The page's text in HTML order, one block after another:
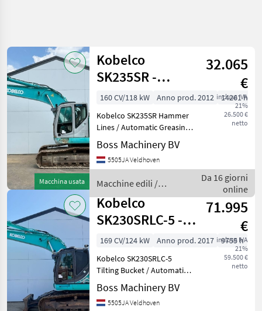
Macchina usata
Kobelco
SK235SR -
Hammer Lines /
Automatic
Greasing
32.065
€
inclusa IVA
21%
26.500 €
netto
160 CV/118 kW Anno prod. 2012
14261 h
Kobelco SK235SR Hammer
Lines / Automatic Greasing
Year: 2012 Reference
number: BM007853 Hours:
14.261 Type SK235SR
Netherlands Certificate: CE
+
Boss Machinery BV
5505JA Veldhoven
Macchine edili /
Kobelco
Da 16 giorni
online
Kobelco
SK230SRLC-5 -
Tilting Bucket /
Automatic
Greasin
71.995
€
inclusa IVA
21%
59.500 €
netto
169 CV/124 kW Anno prod. 2017
9755 h
Kobelco SK230SRLC-5
Tilting Bucket / Automatic
Greasing Year: 2017
Reference number:
BM007730 Hours: 9.755
Boss Machinery BV
5505JA Veldhoven